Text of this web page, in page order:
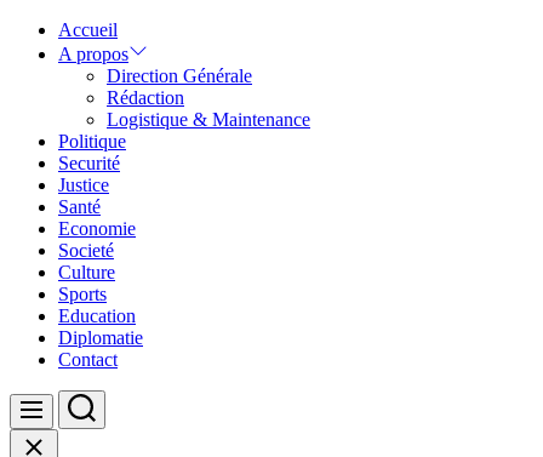
Accueil
A propos
Direction Générale
Rédaction
Logistique & Maintenance
Politique
Securité
Justice
Santé
Economie
Societé
Culture
Sports
Education
Diplomatie
Contact
Menu Search
Close